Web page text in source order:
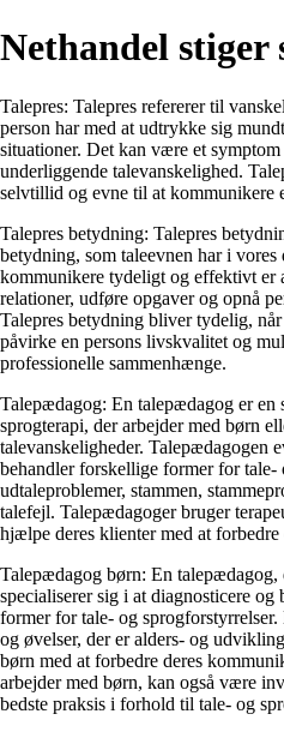
Nethandel stiger
Talepres: Talepres refererer til
person har med at udtrykke sig
situationer. Det kan være et
underliggende talevanskelighed.
selvtillid og evne til at kommunikere
Talepres betydning: Talepres
betydning, som taleevnen har i
kommunikere tydeligt og effektivt er
relationer, udføre opgaver og opnå
Talepres betydning bliver tydelig,
påvirke en persons livskvalitet og
professionelle sammenhænge.
Talepædagog: En talepædagog er en
sprogterapi, der arbejder med børn
talevanskeligheder. Talepædagogen
behandler forskellige former for tale-
udtaleproblemer, stammen,
talefejl. Talepædagoger bruger
hjælpe deres klienter med at
Talepædagog børn: En talepædagog,
specialiserer sig i at diagnosticere
former for tale- og
og øvelser, der er alders- og
børn med at forbedre deres
arbejder med børn, kan også være
bedste praksis i forhold til tale- og